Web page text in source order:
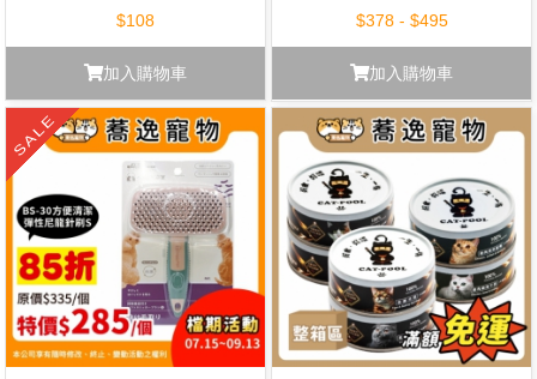
$108
加入購物車
$378 - $495
加入購物車